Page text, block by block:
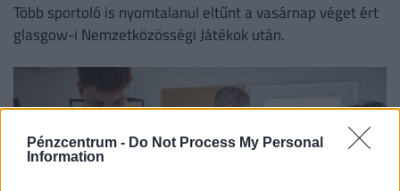
Pénzcentrum - Do Not Process My Personal
Information
Több sportoló is nyomtalanul eltűnt a vasárnap véget ért
glasgow-i Nemzetközösségi Játékok után.